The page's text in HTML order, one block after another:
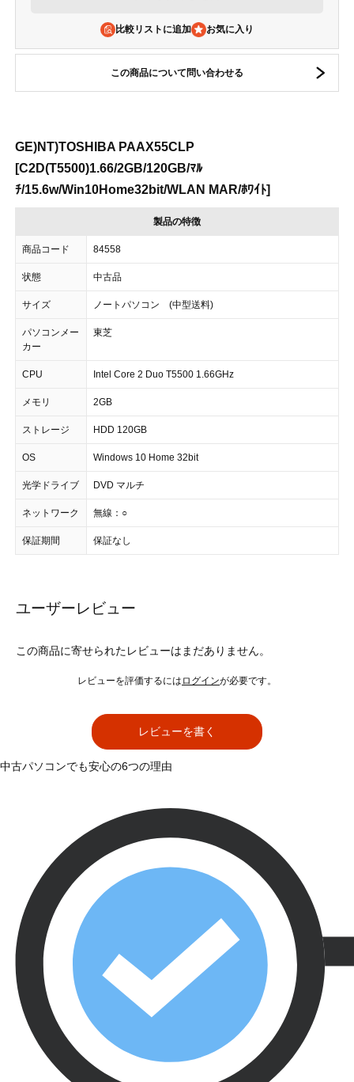
比較リストに追加
この商品について問い合わせる
GE)NT)TOSHIBA PAAX55CLP
[C2D(T5500)1.66/2GB/120GB/ﾏﾙ
ﾁ/15.6w/Win10Home32bit/WLAN MAR/ﾎﾜｲﾄ]
製品の特徴
商品コード 84558
状態 中古品
サイズ ノートパソコン (中型送料)
パソコンメー
カー
東芝
CPU Intel Core 2 Duo T5500 1.66GHz
メモリ 2GB
ストレージ HDD 120GB
OS Windows 10 Home 32bit
光学ドライブ DVD マルチ
ネットワーク 無線：○
保証期間 保証なし
ユーザーレビュー
この商品に寄せられたレビューはまだありません。
レビューを評価するには ログインが必要です。
レビューを書く
中古パソコンでも安心の6つの理由